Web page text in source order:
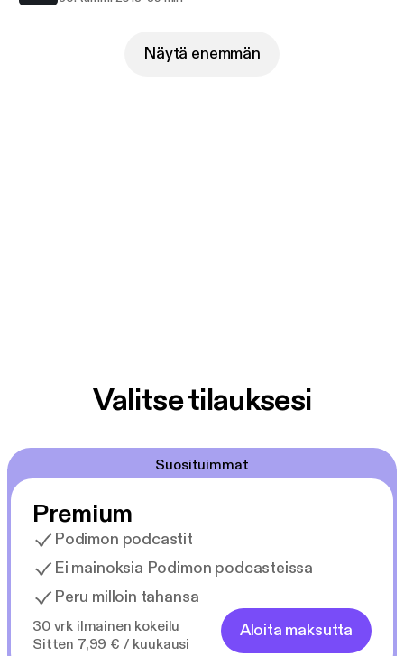
Näytä enemmän
Valitse tilauksesi
Suosituimmat
Premium
Podimon podcastit
Ei mainoksia Podimon podcasteissa
Peru milloin tahansa
30 vrk ilmainen kokeilu
Sitten 7,99 € / kuukausi
Aloita maksutta